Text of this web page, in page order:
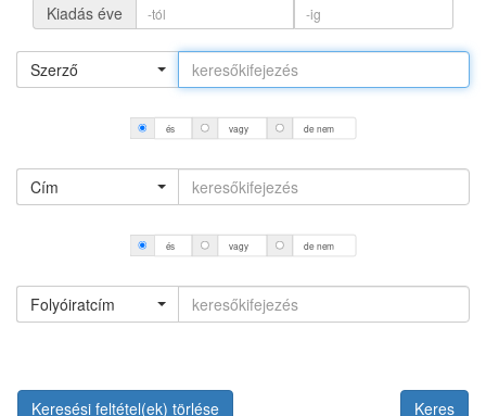
Kiadás éve
Szerző
és vagy de nem
Cím
és vagy de nem
Folyóiratcím
Keresési feltétel(ek) törlése